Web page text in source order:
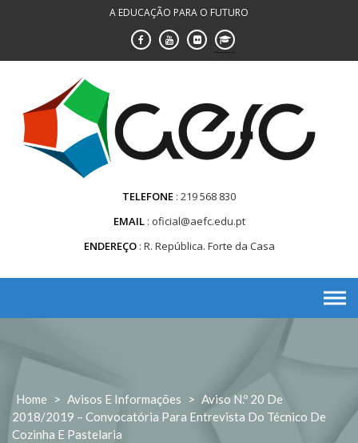
A EDUCAÇÃO PARA O FUTURO
TELEFONE 219 568 830
EMAIL oficial@aefc.edu.pt
ENDEREÇO R. República. Forte da Casa
Home > Avisos E Informações > Aviso N.º 20 De
2018/2019 – Convocatória Para Entrevista Do Técnico De
Cozinha E Pastelaria